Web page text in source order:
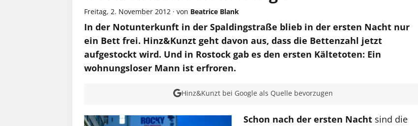
Freitag, 2. November 2012 · von Beatrice Blank
In der Notunterkunft in der Spaldingstraße blieb in der ersten Nacht nur
ein Bett frei. Hinz&Kunzt geht davon aus, dass die Bettenzahl jetzt
aufgestockt wird. Und in Rostock gab es den ersten Kältetoten: Ein
wohnungsloser Mann ist erfroren.
Hinz&Kunzt bei Google als Quelle bevorzugen
Schon nach der ersten Nacht sind die